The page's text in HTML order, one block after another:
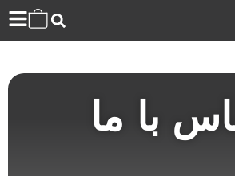
با ما